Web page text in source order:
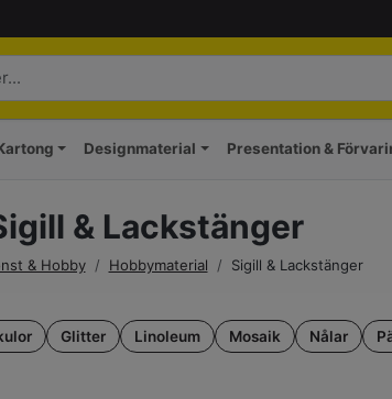
Designmaterial Presentation &
& Lackstänger
& Hobby / Hobbymaterial / Sigill & Lackstänger
Glitter Linoleum Mosaik Nålar